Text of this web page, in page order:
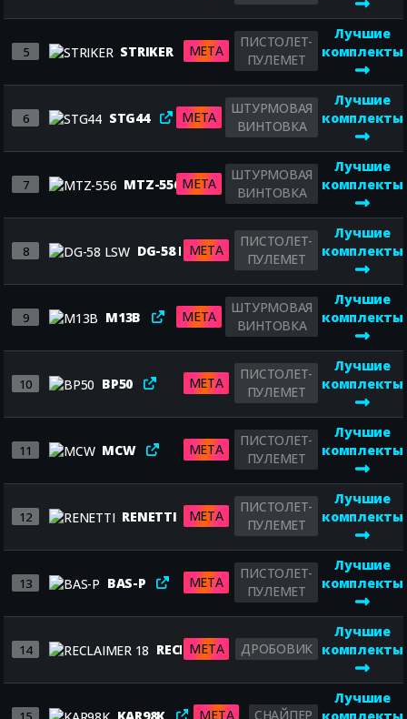
5 STRIKER META
ПИСТОЛЕТ-
ПУЛЕМЕТ
Лучшие
комплекты
6 STG44 META
ШТУРМОВАЯ
ВИНТОВКА
Лучшие
комплекты
7 MTZ-556META
ШТУРМОВАЯ
ВИНТОВКА
Лучшие
комплекты
8 DG-58 LSW
META
ПИСТОЛЕТ-
ПУЛЕМЕТ
Лучшие
комплекты
9 M13B META
ШТУРМОВАЯ
ВИНТОВКА
Лучшие
комплекты
10 BP50 META
ПИСТОЛЕТ-
ПУЛЕМЕТ
Лучшие
комплекты
11 MCW META
ПИСТОЛЕТ-
ПУЛЕМЕТ
Лучшие
комплекты
12 RENETTI META
ПИСТОЛЕТ-
ПУЛЕМЕТ
Лучшие
комплекты
13 BAS-P META
ПИСТОЛЕТ-
ПУЛЕМЕТ
Лучшие
комплекты
14 RECLAIMER 18
META ДРОБОВИК
Лучшие
комплекты
KAR98K META СНАЙПЕР
Лучшие